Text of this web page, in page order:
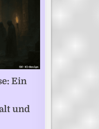
Ein
und